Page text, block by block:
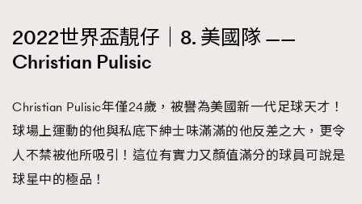
2022世界盃靚仔｜8. 美國隊 ——
Christian Pulisic
Christian Pulisic年僅24歲，被譽為美國新一代足球天才！
球場上運動的他與私底下紳士味滿滿的他反差之大，更令
人不禁被他所吸引！這位有實力又顏值滿分的球員可說是
球星中的極品！